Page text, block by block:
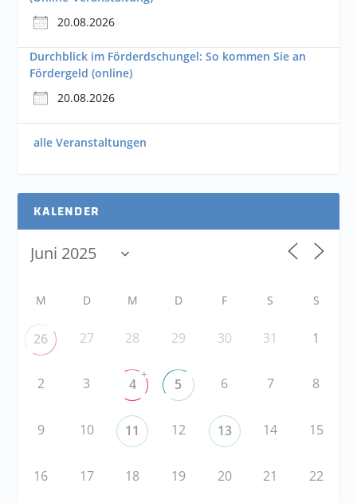
20.08.2026
Durchblick im Förderdschungel: So kommen Sie an
Fördergeld (online)
20.08.2026
alle Veranstaltungen
KALENDER
M D M D F S S
26 27 28 29 30 31 1
2 3 4
+
5 6 7 8
9 10 11 12 13 14 15
16 17 18 19 20 21 22